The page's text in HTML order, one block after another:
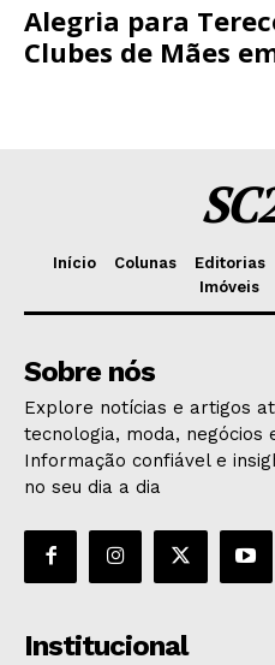
Alegria para
Clubes de Mães
Início Colunas Editorias
Imóveis
Sobre nós
Explore notícias e artigos
tecnologia, moda, negócios
Informação confiável e
no seu dia a dia
Institucional